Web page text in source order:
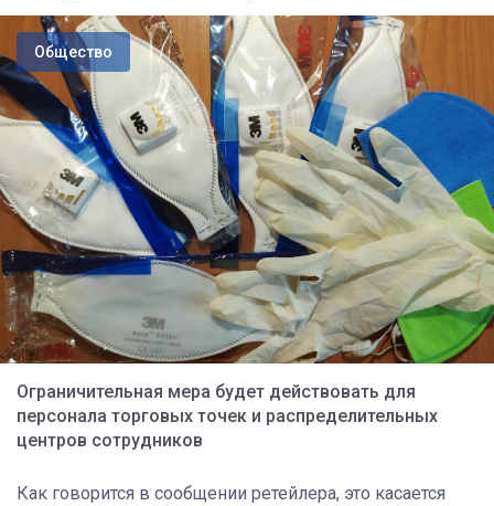
Общество
Ограничительная мера будет действовать для
персонала торговых точек и распределительных
центров сотрудников
Как говорится в сообщении ретейлера, это касается